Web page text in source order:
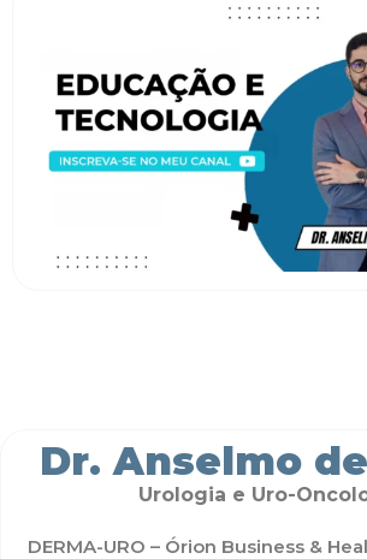
Dr. Anselmo
Urologia e Uro-
DERMA-URO – Órion Business &